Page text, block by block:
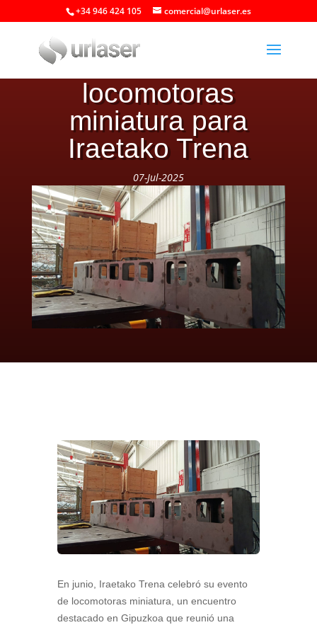
+34 946 424 105 comercial@urlaser.es
Urlaser colabora en
la fabricación de
locomotoras
miniatura para
Iraetako Trena
07-Jul-2025
En junio, Iraetako Trena celebró su evento
de locomotoras miniatura, un encuentro
destacado en Gipuzkoa que reunió una